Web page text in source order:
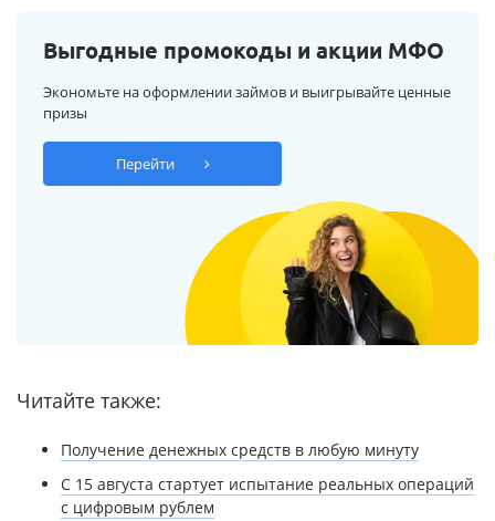
Выгодные промокоды и акции МФО
Экономьте на оформлении займов и выигрывайте ценные
призы
Перейти
Читайте также:
Получение денежных средств в любую минуту
С 15 августа стартует испытание реальных операций
с цифровым рублем